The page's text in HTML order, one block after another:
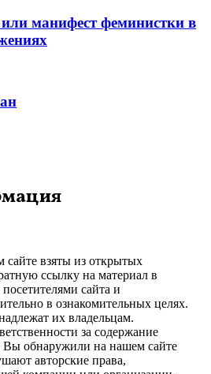
манифест феминистки в
взяты из открытых
ссылку на материал в
сайта и
в ознакомительных целях.
их владельцам.
за содержание
Вы обнаружили на нашем сайте
авторские права,